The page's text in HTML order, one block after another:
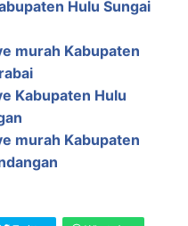
Hulu Sungai
murah Kabupaten
Kabupaten Hulu
murah Kabupaten